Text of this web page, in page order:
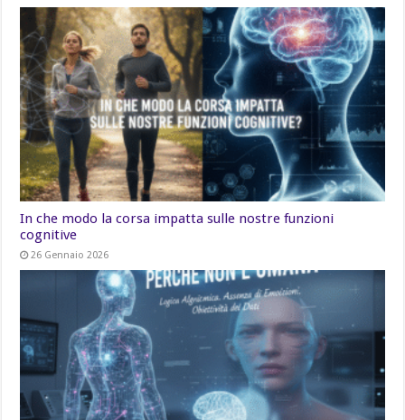
In che modo la corsa impatta sulle nostre funzioni
cognitive
26 Gennaio 2026